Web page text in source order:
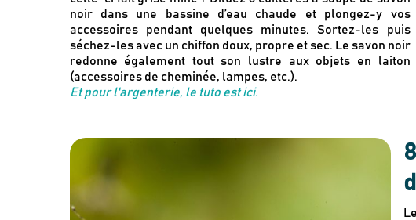
noir dans une bassine d’eau chaude et plongez-y vos
accessoires pendant quelques minutes. Sortez-les puis
séchez-les avec un chiffon doux, propre et sec. Le savon noir
redonne également tout son lustre aux objets en laiton
(accessoires de cheminée, lampes, etc.).
Et pour l'argenterie, le tuto est ici.